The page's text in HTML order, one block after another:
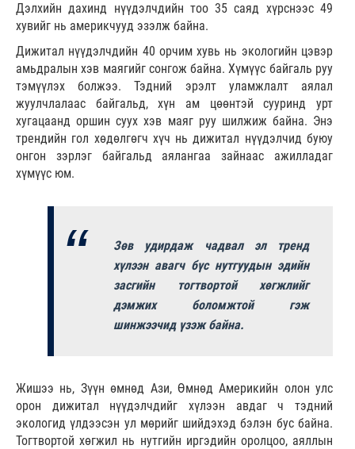
Дэлхийн дахинд нүүдэлчдийн тоо 35 саяд хүрснээс 49
хувийг нь америкчууд эзэлж байна.
Дижитал нүүдэлчдийн 40 орчим хувь нь экологийн цэвэр
амьдралын хэв маягийг сонгож байна. Хүмүүс байгаль руу
тэмүүлэх болжээ. Тэдний эрэлт уламжлалт аялал
жуулчлалаас байгальд, хүн ам цөөнтэй сууринд урт
хугацаанд оршин суух хэв маяг руу шилжиж байна. Энэ
трендийн гол хөдөлгөгч хүч нь дижитал нүүдэлчид буюу
онгон зэрлэг байгальд аялангаа зайнаас ажилладаг
хүмүүс юм.
Зөв удирдаж чадвал эл тренд
хүлээн авагч бүс нутгуудын эдийн
засгийн тогтвортой хөгжлийг
дэмжих боломжтой гэж
шинжээчид үзэж байна.
Жишээ нь, Зүүн өмнөд Ази, Өмнөд Америкийн олон улс
орон дижитал нүүдэлчдийг хүлээн авдаг ч тэдний
экологид үлдээсэн ул мөрийг шийдэхэд бэлэн бус байна.
Тогтвортой хөгжил нь нутгийн иргэдийн оролцоо, аяллын